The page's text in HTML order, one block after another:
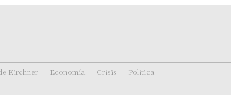
Kirchner Economía Crisis Politica